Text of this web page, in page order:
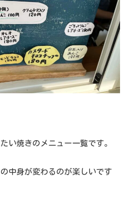
い焼きのメニュー一覧です。
中身が変わるのが楽しいです